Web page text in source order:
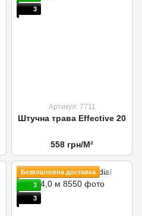
3
Артикул: 7711
Штучна трава Effective 20
558 грн/М²
Безкоштовна доставка
3
3